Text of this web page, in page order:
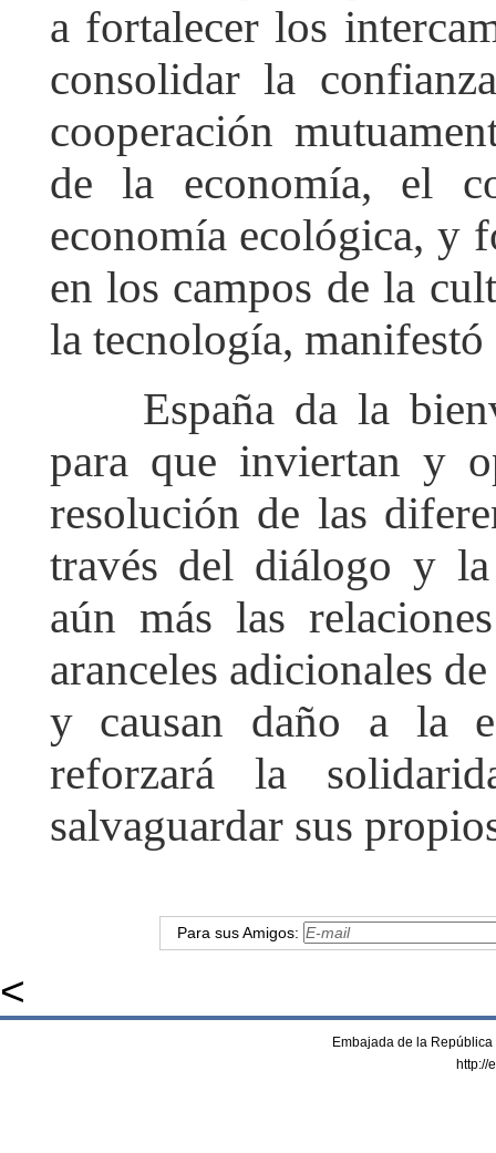
a fortalecer los
consolidar la
cooperación
de la economía, el
economía ecológica, y
en los campos de la
la tecnología,
España da la
para que inviertan y
resolución de las
través del diálogo y
aún más las
aranceles adicionales
y causan daño a la
reforzará la
salvaguardar sus
Para sus Amigos:
<
Embajada de la
http://